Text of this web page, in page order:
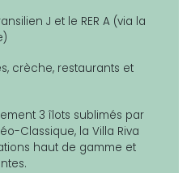
J et le RER A (via la
crèche, restaurants et
3 îlots sublimés par
Classique, la Villa Riva
haut de gamme et